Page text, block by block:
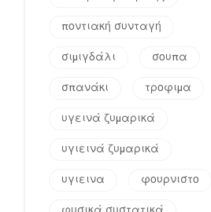
ποντιακή συνταγή
σιμιγδάλι σουπα
σπανάκι τροφιμα
υγεινά ζυμαρικά
υγιεινά ζυμαρικά
υγιεινα φουρνιστο